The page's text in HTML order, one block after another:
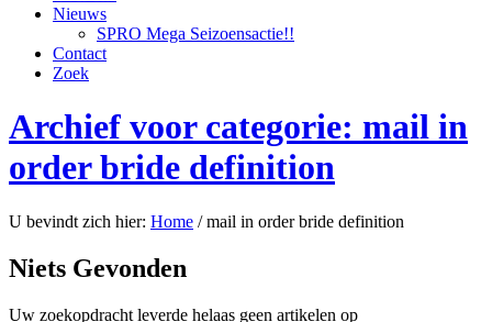
Nieuws
SPRO Mega Seizoensactie!!
Contact
Zoek
Archief voor categorie: mail in
order bride definition
U bevindt zich hier: Home / mail in order bride definition
Niets Gevonden
Uw zoekopdracht leverde helaas geen artikelen op